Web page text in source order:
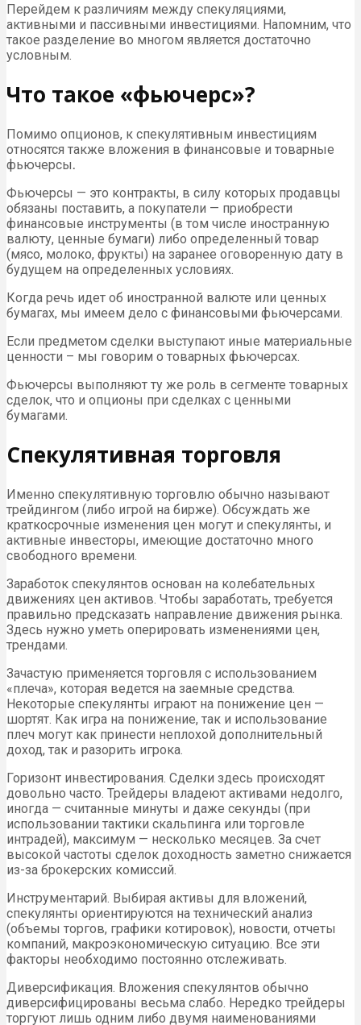
Перейдем к различиям между спекуляциями,
активными и пассивными инвестициями. Напомним, что
такое разделение во многом является достаточно
условным.
Что такое «фьючерс»?
Помимо опционов, к спекулятивным инвестициям
относятся также вложения в финансовые и товарные
фьючерсы.
Фьючерсы — это контракты, в силу которых продавцы
обязаны поставить, а покупатели — приобрести
финансовые инструменты (в том числе иностранную
валюту, ценные бумаги) либо определенный товар
(мясо, молоко, фрукты) на заранее оговоренную дату в
будущем на определенных условиях.
Когда речь идет об иностранной валюте или ценных
бумагах, мы имеем дело с финансовыми фьючерсами.
Если предметом сделки выступают иные материальные
ценности – мы говорим о товарных фьючерсах.
Фьючерсы выполняют ту же роль в сегменте товарных
сделок, что и опционы при сделках с ценными
бумагами.
Спекулятивная торговля
Именно спекулятивную торговлю обычно называют
трейдингом (либо игрой на бирже). Обсуждать же
краткосрочные изменения цен могут и спекулянты, и
активные инвесторы, имеющие достаточно много
свободного времени.
Заработок спекулянтов основан на колебательных
движениях цен активов. Чтобы заработать, требуется
правильно предсказать направление движения рынка.
Здесь нужно уметь оперировать изменениями цен,
трендами.
Зачастую применяется торговля с использованием
«плеча», которая ведется на заемные средства.
Некоторые спекулянты играют на понижение цен —
шортят. Как игра на понижение, так и использование
плеч могут как принести неплохой дополнительный
доход, так и разорить игрока.
Горизонт инвестирования. Сделки здесь происходят
довольно часто. Трейдеры владеют активами недолго,
иногда — считанные минуты и даже секунды (при
использовании тактики скальпинга или торговле
интрадей), максимум — несколько месяцев. За счет
высокой частоты сделок доходность заметно снижается
из-за брокерских комиссий.
Инструментарий. Выбирая активы для вложений,
спекулянты ориентируются на технический анализ
(объемы торгов, графики котировок), новости, отчеты
компаний, макроэкономическую ситуацию. Все эти
факторы необходимо постоянно отслеживать.
Диверсификация. Вложения спекулянтов обычно
диверсифицированы весьма слабо. Нередко трейдеры
торгуют лишь одним либо двумя наименованиями